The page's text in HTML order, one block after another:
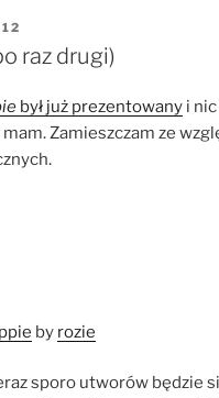
raz drugi)
był już prezentowany i
Zamieszczam ze
by rozie
sporo utworów będzie